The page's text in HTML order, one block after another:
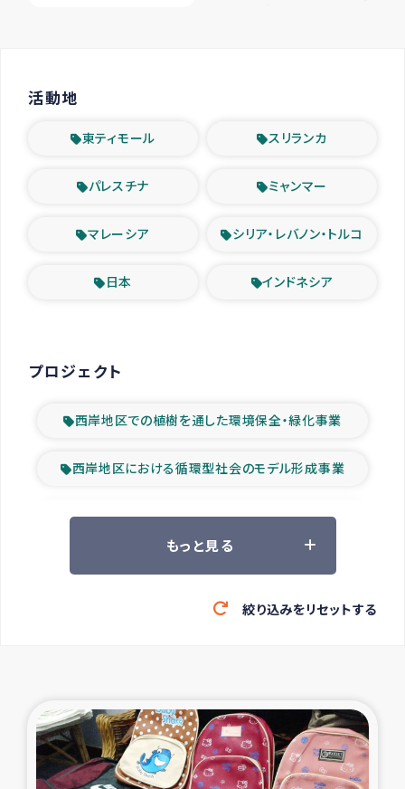
活動地
東ティモール スリランカ
パレスチナ ミャンマー
マレーシア シリア・レバノン・トルコ
日本 インドネシア
プロジェクト
西岸地区での植樹を通した環境保全・緑化事業
西岸地区における循環型社会のモデル形成事業
ツアー参加者の声
緊急救援の時代
東ティモール豪雨緊急支援
大雨による洪水被災者支援
もっと見る
絞り込みをリセットする